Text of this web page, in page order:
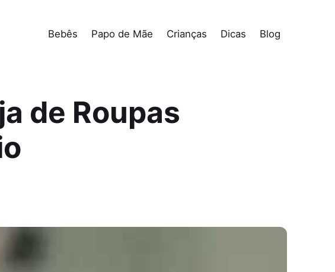
Bebês Papo de Mãe Crianças Dicas Blog
de Roupas